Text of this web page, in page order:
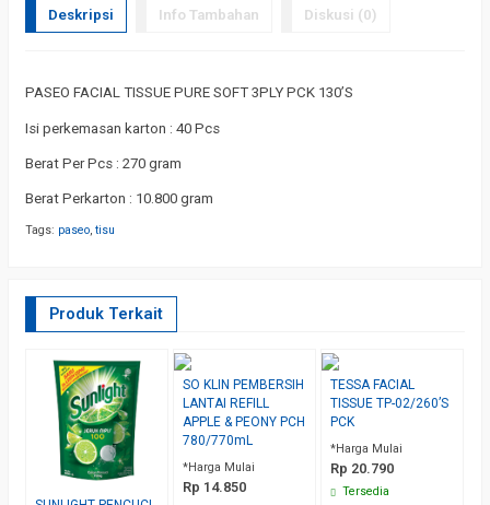
Deskripsi Info Tambahan Diskusi (0)
PASEO FACIAL TISSUE PURE SOFT 3PLY PCK 130’S
Isi perkemasan karton : 40 Pcs
Berat Per Pcs : 270 gram
Berat Perkarton : 10.800 gram
Tags: paseo, tisu
Produk Terkait
SO KLIN PEMBERSIH
LANTAI REFILL
APPLE & PEONY PCH
780/770mL
*Harga Mulai
Rp 14.850
TESSA FACIAL
TISSUE TP-02/260’S
PCK
*Harga Mulai
Rp 20.790
Tersedia